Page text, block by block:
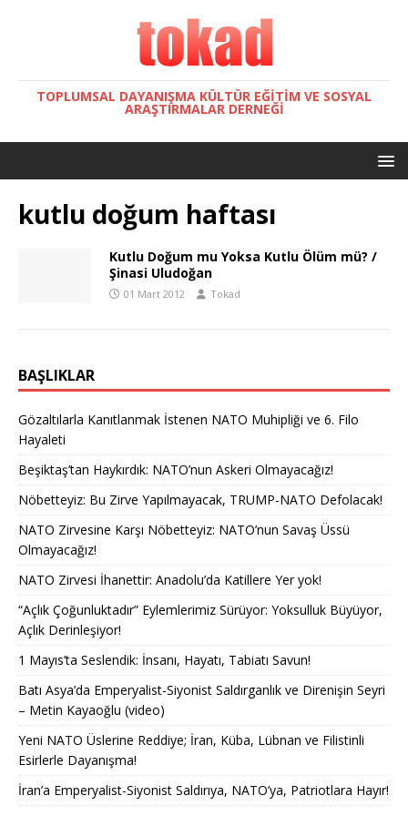
TOPLUMSAL DAYANIŞMA KÜLTÜR EĞITIM VE SOSYAL
ARAŞTIRMALAR DERNEĞI
kutlu doğum haftası
Kutlu Doğum mu Yoksa Kutlu Ölüm mü? /
Şinasi Uludoğan
01 Mart 2012 Tokad
BAŞLIKLAR
Gözaltılarla Kanıtlanmak İstenen NATO Muhipliği ve 6. Filo
Hayaleti
Beşiktaş’tan Haykırdık: NATO’nun Askeri Olmayacağız!
Nöbetteyiz: Bu Zirve Yapılmayacak, TRUMP-NATO Defolacak!
NATO Zirvesine Karşı Nöbetteyiz: NATO’nun Savaş Üssü
Olmayacağız!
NATO Zirvesi İhanettir: Anadolu’da Katillere Yer yok!
“Açlık Çoğunluktadır” Eylemlerimiz Sürüyor: Yoksulluk Büyüyor,
Açlık Derinleşiyor!
1 Mayıs’ta Seslendik: İnsanı, Hayatı, Tabiatı Savun!
Batı Asya’da Emperyalist-Siyonist Saldırganlık ve Direnişin Seyri
– Metin Kayaoğlu (video)
Yeni NATO Üslerine Reddiye; İran, Küba, Lübnan ve Filistinli
Esirlerle Dayanışma!
İran’a Emperyalist-Siyonist Saldırıya, NATO’ya, Patriotlara Hayır!